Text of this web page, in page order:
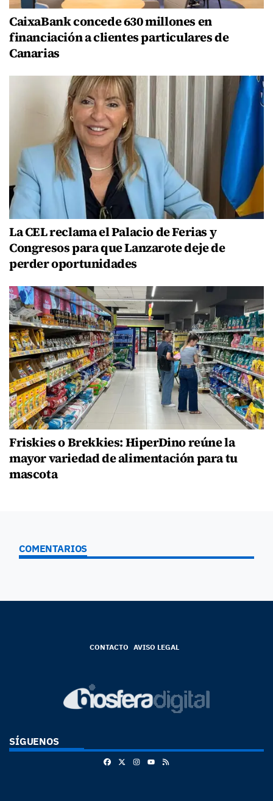
CaixaBank concede 630 millones en
financiación a clientes particulares de
Canarias
La CEL reclama el Palacio de Ferias y
Congresos para que Lanzarote deje de
perder oportunidades
Friskies o Brekkies: HiperDino reúne la
mayor variedad de alimentación para tu
mascota
COMENTARIOS
CONTACTO AVISO LEGAL
SÍGUENOS
FacebookInstagram